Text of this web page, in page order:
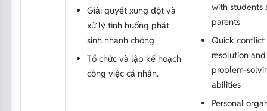
Giải quyết xung đột và
xử lý tình huống phát
sinh nhanh chóng
Tổ chức và lập kế hoạch
công việc cá nhân.
with students
parents
Quick conflict
resolution and
problem-
abilities
Personal